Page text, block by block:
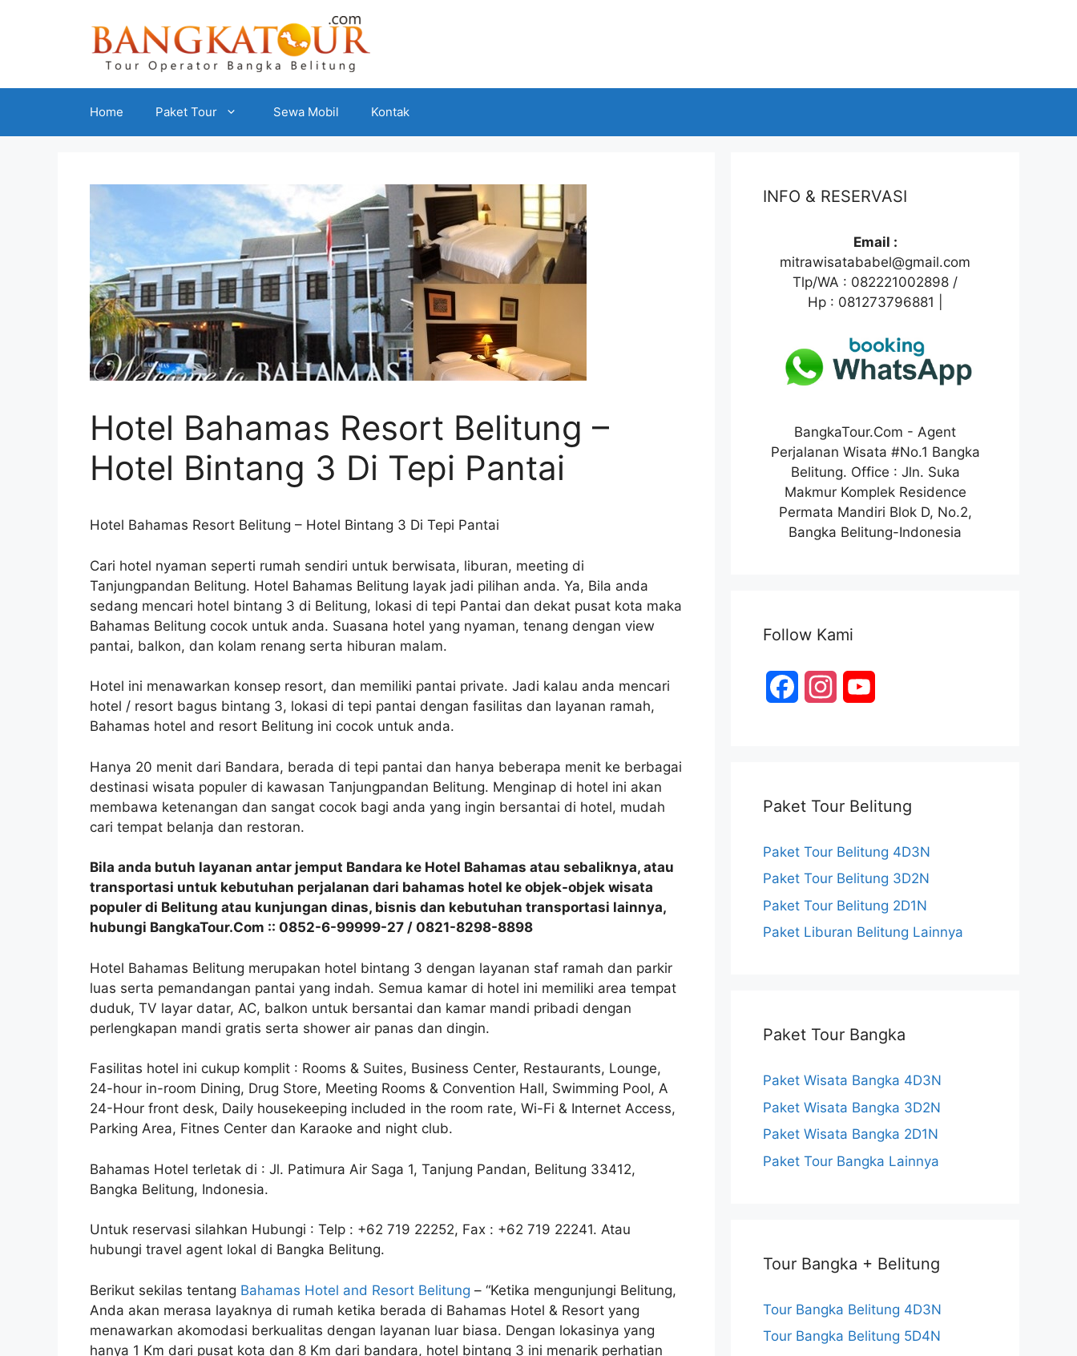
Home Paket Tour Sewa Mobil Kontak
Hotel Bahamas Resort Belitung –
Hotel Bintang 3 Di Tepi Pantai
Hotel Bahamas Resort Belitung – Hotel Bintang 3 Di Tepi Pantai
Cari hotel nyaman seperti rumah sendiri untuk berwisata, liburan, meeting di
Tanjungpandan Belitung. Hotel Bahamas Belitung layak jadi pilihan anda. Ya, Bila anda
sedang mencari hotel bintang 3 di Belitung, lokasi di tepi Pantai dan dekat pusat kota maka
Bahamas Belitung cocok untuk anda. Suasana hotel yang nyaman, tenang dengan view
pantai, balkon, dan kolam renang serta hiburan malam.
Hotel ini menawarkan konsep resort, dan memiliki pantai private. Jadi kalau anda mencari
hotel / resort bagus bintang 3, lokasi di tepi pantai dengan fasilitas dan layanan ramah,
Bahamas hotel and resort Belitung ini cocok untuk anda.
Hanya 20 menit dari Bandara, berada di tepi pantai dan hanya beberapa menit ke berbagai
destinasi wisata populer di kawasan Tanjungpandan Belitung. Menginap di hotel ini akan
membawa ketenangan dan sangat cocok bagi anda yang ingin bersantai di hotel, mudah
cari tempat belanja dan restoran.
Bila anda butuh layanan antar jemput Bandara ke Hotel Bahamas atau sebaliknya, atau
transportasi untuk kebutuhan perjalanan dari bahamas hotel ke objek-objek wisata
populer di Belitung atau kunjungan dinas, bisnis dan kebutuhan transportasi lainnya,
hubungi BangkaTour.Com :: 0852-6-99999-27 / 0821-8298-8898
Hotel Bahamas Belitung merupakan hotel bintang 3 dengan layanan staf ramah dan parkir
luas serta pemandangan pantai yang indah. Semua kamar di hotel ini memiliki area tempat
duduk, TV layar datar, AC, balkon untuk bersantai dan kamar mandi pribadi dengan
perlengkapan mandi gratis serta shower air panas dan dingin.
Fasilitas hotel ini cukup komplit : Rooms & Suites, Business Center, Restaurants, Lounge,
24-hour in-room Dining, Drug Store, Meeting Rooms & Convention Hall, Swimming Pool, A
24-Hour front desk, Daily housekeeping included in the room rate, Wi-Fi & Internet Access,
Parking Area, Fitnes Center dan Karaoke and night club.
Bahamas Hotel terletak di : Jl. Patimura Air Saga 1, Tanjung Pandan, Belitung 33412,
Bangka Belitung, Indonesia.
Untuk reservasi silahkan Hubungi : Telp : +62 719 22252, Fax : +62 719 22241. Atau
hubungi travel agent lokal di Bangka Belitung.
Berikut sekilas tentang Bahamas Hotel and Resort Belitung – “Ketika mengunjungi Belitung,
Anda akan merasa layaknya di rumah ketika berada di Bahamas Hotel & Resort yang
menawarkan akomodasi berkualitas dengan layanan luar biasa. Dengan lokasinya yang
hanya 1 Km dari pusat kota dan 8 Km dari bandara, hotel bintang 3 ini menarik perhatian
INFO & RESERVASI
Email :
mitrawisatababel@gmail.com
Tlp/WA : 082221002898 /
Hp : 081273796881 |
BangkaTour.Com - Agent
Perjalanan Wisata #No.1 Bangka
Belitung. Office : Jln. Suka
Makmur Komplek Residence
Permata Mandiri Blok D, No.2,
Bangka Belitung-Indonesia
Follow Kami
b
o
o
k
a
g
r
a
m
u
b
e
C
n
l
Paket Tour Belitung
Paket Tour Belitung 4D3N
Paket Tour Belitung 3D2N
Paket Tour Belitung 2D1N
Paket Liburan Belitung Lainnya
Paket Tour Bangka
Paket Wisata Bangka 4D3N
Paket Wisata Bangka 3D2N
Paket Wisata Bangka 2D1N
Paket Tour Bangka Lainnya
Tour Bangka + Belitung
Tour Bangka Belitung 4D3N
Tour Bangka Belitung 5D4N